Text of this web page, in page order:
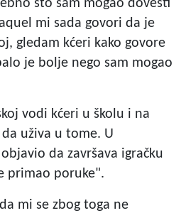
što sam mogao dovesti
mi sada govori da je
gledam kćeri kako govore
je bolje nego sam mogao
vodi kćeri u školu i na
uživa u tome. U
da završava igračku
primao poruke".
mi se zbog toga ne